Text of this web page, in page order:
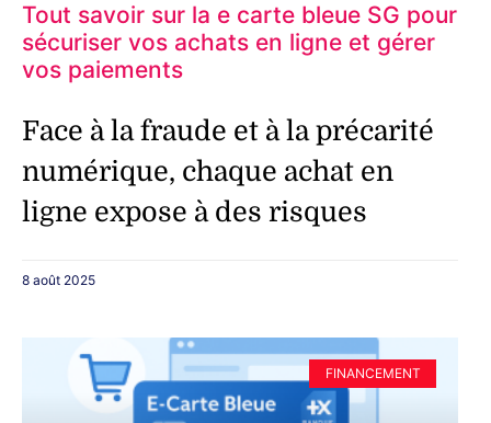
Tout savoir sur la e carte bleue SG pour
sécuriser vos achats en ligne et gérer
vos paiements
Face à la fraude et à la précarité
numérique, chaque achat en
ligne expose à des risques
8 août 2025
FINANCEMENT